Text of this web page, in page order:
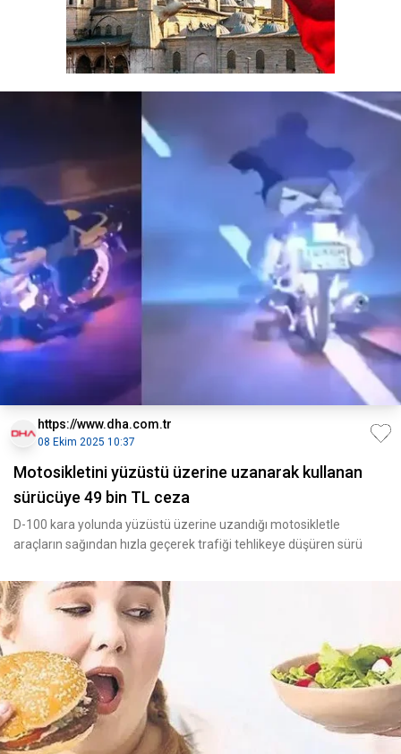
https://www.dha.com.tr
08 Ekim 2025 10:37
Motosikletini yüzüstü üzerine uzanarak kullanan
sürücüye 49 bin TL ceza
D-100 kara yolunda yüzüstü üzerine uzandığı motosikletle
araçların sağından hızla geçerek trafiği tehlikeye düşüren sürü